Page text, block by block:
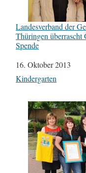
Landesverband der
Thüringen
Spende
Datum
16. Oktober 2013
In Bezug auf
Kindergarten